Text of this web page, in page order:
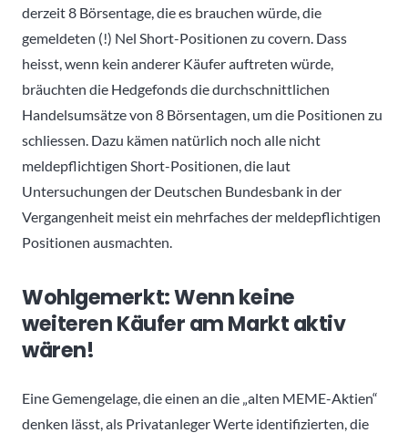
derzeit 8 Börsentage, die es brauchen würde, die
gemeldeten (!) Nel Short-Positionen zu covern. Dass
heisst, wenn kein anderer Käufer auftreten würde,
bräuchten die Hedgefonds die durchschnittlichen
Handelsumsätze von 8 Börsentagen, um die Positionen zu
schliessen. Dazu kämen natürlich noch alle nicht
meldepflichtigen Short-Positionen, die laut
Untersuchungen der Deutschen Bundesbank in der
Vergangenheit meist ein mehrfaches der meldepflichtigen
Positionen ausmachten.
Wohlgemerkt: Wenn keine
weiteren Käufer am Markt aktiv
wären!
Eine Gemengelage, die einen an die „alten MEME-Aktien“
denken lässt, als Privatanleger Werte identifizierten, die